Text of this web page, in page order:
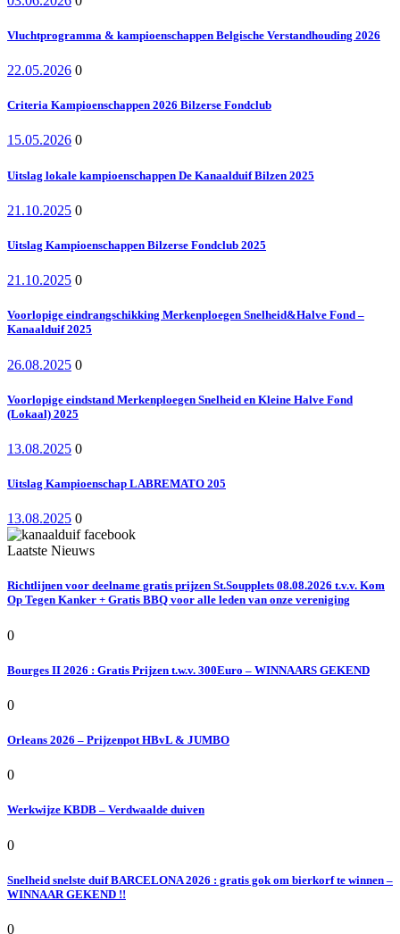
Vluchtprogramma & kampioenschappen Belgische Verstandhouding 2026
22.05.2026 0
Criteria Kampioenschappen 2026 Bilzerse Fondclub
15.05.2026 0
Uitslag lokale kampioenschappen De Kanaalduif Bilzen 2025
21.10.2025 0
Uitslag Kampioenschappen Bilzerse Fondclub 2025
21.10.2025 0
Voorlopige eindrangschikking Merkenploegen Snelheid&Halve Fond –
Kanaalduif 2025
26.08.2025 0
Voorlopige eindstand Merkenploegen Snelheid en Kleine Halve Fond
(Lokaal) 2025
13.08.2025 0
Uitslag Kampioenschap LABREMATO 205
13.08.2025 0
Laatste Nieuws
Richtlijnen voor deelname gratis prijzen St.Soupplets 08.08.2026 t.v.v. Kom
Op Tegen Kanker + Gratis BBQ voor alle leden van onze vereniging
0
Bourges II 2026 : Gratis Prijzen t.w.v. 300Euro – WINNAARS GEKEND
0
Orleans 2026 – Prijzenpot HBvL & JUMBO
0
Werkwijze KBDB – Verdwaalde duiven
0
Snelheid snelste duif BARCELONA 2026 : gratis gok om bierkorf te winnen –
WINNAAR GEKEND !!
0